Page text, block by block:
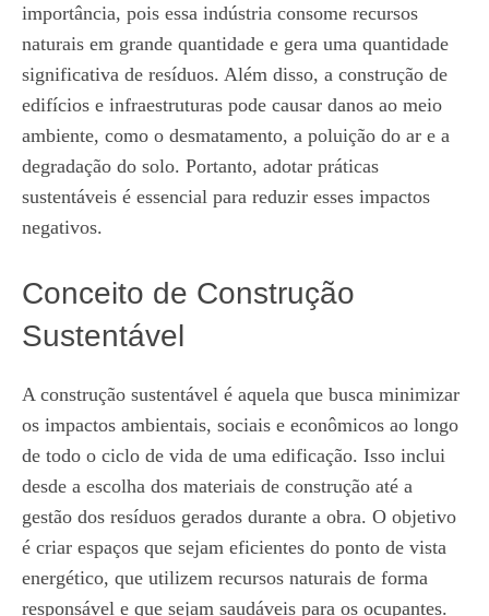
importância, pois essa indústria consome recursos
naturais em grande quantidade e gera uma quantidade
significativa de resíduos. Além disso, a construção de
edifícios e infraestruturas pode causar danos ao meio
ambiente, como o desmatamento, a poluição do ar e a
degradação do solo. Portanto, adotar práticas
sustentáveis é essencial para reduzir esses impactos
negativos.
Conceito de Construção
Sustentável
A construção sustentável é aquela que busca minimizar
os impactos ambientais, sociais e econômicos ao longo
de todo o ciclo de vida de uma edificação. Isso inclui
desde a escolha dos materiais de construção até a
gestão dos resíduos gerados durante a obra. O objetivo
é criar espaços que sejam eficientes do ponto de vista
energético, que utilizem recursos naturais de forma
responsável e que sejam saudáveis para os ocupantes.